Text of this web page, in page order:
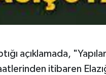
açıklamada,
itibaren